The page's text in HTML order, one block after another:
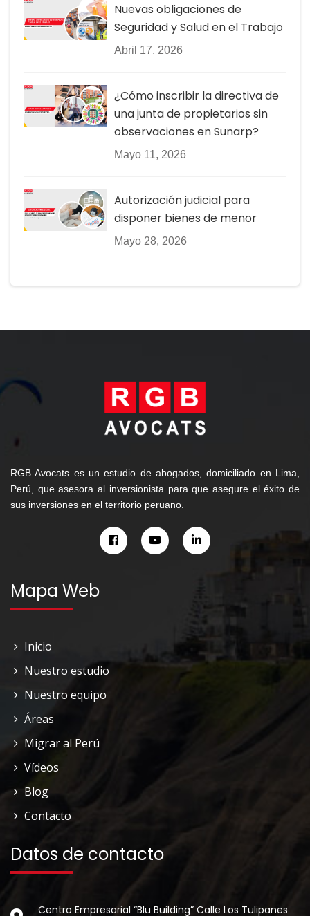
Nuevas obligaciones de
Seguridad y Salud en el Trabajo
Abril 17, 2026
¿Cómo inscribir la directiva de
una junta de propietarios sin
observaciones en Sunarp?
Mayo 11, 2026
Autorización judicial para
disponer bienes de menor
Mayo 28, 2026
RGB Avocats es un estudio de abogados, domiciliado en Lima,
Perú, que asesora al inversionista para que asegure el éxito de
sus inversiones en el territorio peruano.
Mapa Web
Inicio
Nuestro estudio
Nuestro equipo
Áreas
Migrar al Perú
Vídeos
Blog
Contacto
Datos de contacto
Centro Empresarial “Blu Building” Calle Los Tulipanes